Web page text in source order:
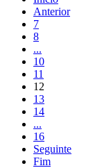
Anterior
7
8
...
10
11
12
13
14
...
16
Seguinte
Fim